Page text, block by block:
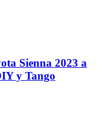
Sienna 2023 a
y Tango